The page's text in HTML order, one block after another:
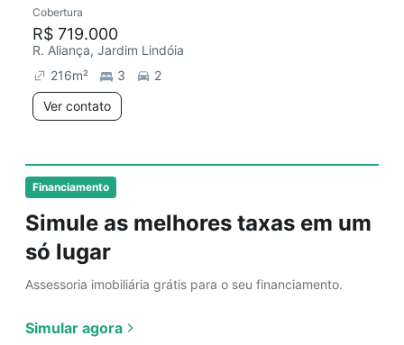
Financiamento
Simule as melhores taxas em um
só lugar
Assessoria imobiliária grátis para o seu financiamento.
Simular agora
Cobertura
R$ 719.000
R. Aliança, Jardim Lindóia
216m² 3
2
Ver contato